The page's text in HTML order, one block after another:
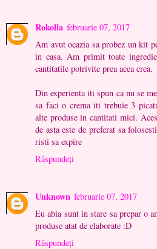
Rokolla februarie 07, 2017
Am avut ocazia sa probez un kit
in casa. Am primit toate
cantitatile potrivite prea acea crea.
Din experienta iti spun ca nu se
sa faci o crema iti trebuie 3
alte produse in cantitati mici.
de asta este de preferat sa
risti sa expire
Răspundeți
Unknown februarie 07, 2017
Eu abia sunt in stare sa prepar o
produse atat de elaborate :D
Răspundeți